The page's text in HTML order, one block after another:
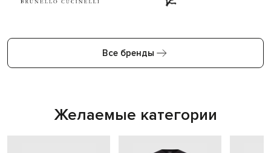
Все бренды
Желаемые категории